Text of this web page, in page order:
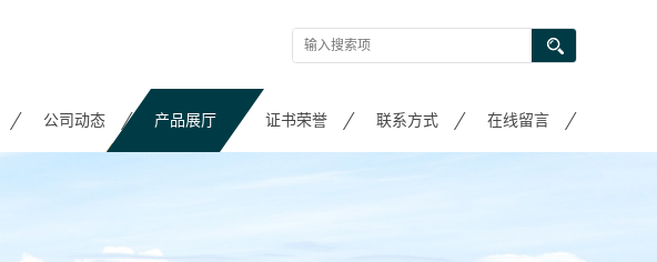
公司动态 产品展厅 证书荣誉 联系方式 在线留言